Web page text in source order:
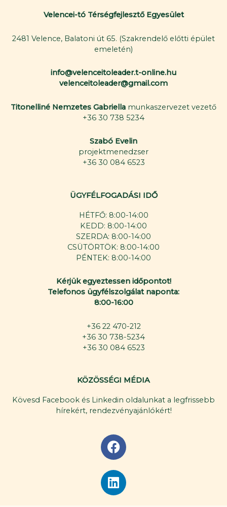
Velencei-tó Térségfejlesztő Egyesület
2481 Velence, Balatoni út 65. (Szakrendelő előtti épület
emeletén)
info@velenceitoleader.t-online.hu
velenceitoleader@gmail.com
Titonelliné Nemzetes Gabriella munkaszervezet vezető
+36 30 738 5234
Szabó Evelin
projektmenedzser
+36 30 084 6523
ÜGYFÉLFOGADÁSI IDŐ
HÉTFŐ: 8:00-14:00
KEDD: 8:00-14:00
SZERDA: 8:00-14:00
CSÜTÖRTÖK: 8:00-14:00
PÉNTEK: 8:00-14:00
Kérjük egyeztessen időpontot!
Telefonos ügyfélszolgálat naponta:
8:00-16:00
+36 22 470-212
+36 30 738-5234
+36 30 084 6523
KÖZÖSSÉGI MÉDIA
Kövesd Facebook és Linkedin oldalunkat a legfrissebb
hírekért, rendezvényajánlókért!
F
a
e
b
L
i